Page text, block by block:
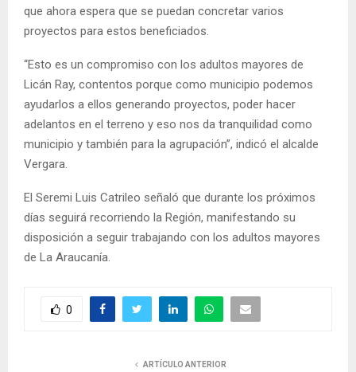
que ahora espera que se puedan concretar varios
proyectos para estos beneficiados.
“Esto es un compromiso con los adultos mayores de
Licán Ray, contentos porque como municipio podemos
ayudarlos a ellos generando proyectos, poder hacer
adelantos en el terreno y eso nos da tranquilidad como
municipio y también para la agrupación”, indicó el alcalde
Vergara.
El Seremi Luis Catrileo señaló que durante los próximos
días seguirá recorriendo la Región, manifestando su
disposición a seguir trabajando con los adultos mayores
de La Araucanía.
0
ARTÍCULO ANTERIOR